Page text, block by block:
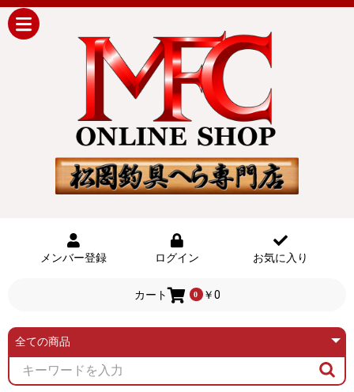
メンバー登録 ログイン お気に入り
カート 0 ￥0